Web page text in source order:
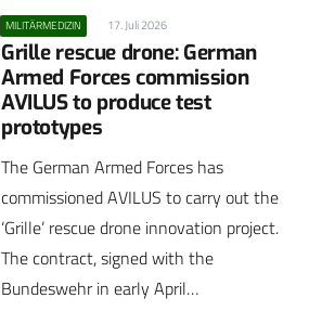
MILITÄRMEDIZIN 17. Juli 2026
Grille rescue drone: German
Armed Forces commission
AVILUS to produce test
prototypes
The German Armed Forces has
commissioned AVILUS to carry out the
‘Grille’ rescue drone innovation project.
The contract, signed with the
Bundeswehr in early April…